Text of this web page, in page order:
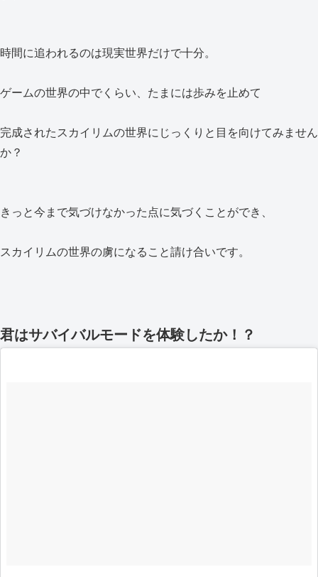
時間に追われるのは現実世界だけで十分。
ゲームの世界の中でくらい、たまには歩みを止めて
完成されたスカイリムの世界にじっくりと目を向けてみません
か？
きっと今まで気づけなかった点に気づくことができ、
スカイリムの世界の虜になること請け合いです。
君はサバイバルモードを体験したか！？